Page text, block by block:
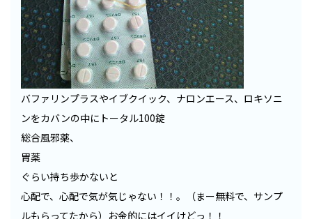
バファリンプラスやイブクイック、ナロンエース、ロキソニ
ンをカバンの中にトータル100錠
総合風邪薬、
胃薬
ぐらい持ち歩かないと
心配で、心配で気が気じゃない！！。（まー無料で、サンプ
ルもらってたから）お金的にはイイけどっ！！